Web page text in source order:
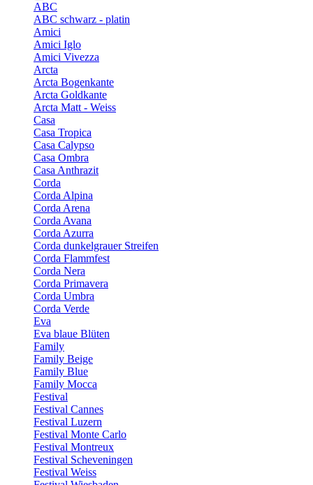
ABC
ABC schwarz - platin
Amici
Amici Iglo
Amici Vivezza
Arcta
Arcta Bogenkante
Arcta Goldkante
Arcta Matt - Weiss
Casa
Casa Tropica
Casa Calypso
Casa Ombra
Casa Anthrazit
Corda
Corda Alpina
Corda Arena
Corda Avana
Corda Azurra
Corda dunkelgrauer Streifen
Corda Flammfest
Corda Nera
Corda Primavera
Corda Umbra
Corda Verde
Eva
Eva blaue Blüten
Family
Family Beige
Family Blue
Family Mocca
Festival
Festival Cannes
Festival Luzern
Festival Monte Carlo
Festival Montreux
Festival Scheveningen
Festival Weiss